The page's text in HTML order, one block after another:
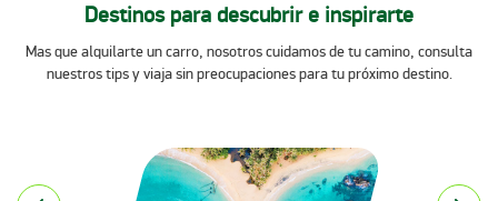
Destinos para descubrir e inspirarte
Mas que alquilarte un carro, nosotros cuidamos de tu camino, consulta
nuestros tips y viaja sin preocupaciones para tu próximo destino.